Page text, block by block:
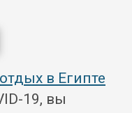
отдых в Египте
19, вы